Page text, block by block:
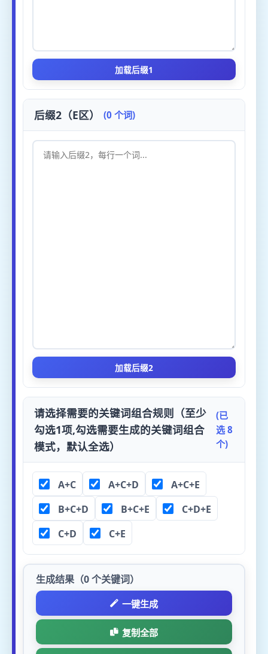
加载后缀1
后缀2（E区） (0 个词)
加载后缀2
请选择需要的关键词组合规则（至少
勾选1项,勾选需要生成的关键词组合
模式，默认全选）
(已
选 8
个)
A+C A+C+D
A+C+E
B+C+D
B+C+E
C+D+E
C+D
C+E
生成结果（0个关键词）
一键生成
复制全部